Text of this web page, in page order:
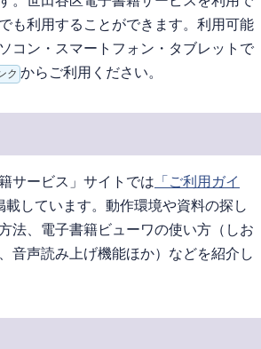
も利用することができます。利用可能
コン・スマートフォン・タブレットで
ク からご利用ください。
サービス」サイトでは 「ご利用ガイ
載しています。動作環境や資料の探し
法、電子書籍ビューワの使い方（しお
音声読み上げ機能ほか）などを紹介し